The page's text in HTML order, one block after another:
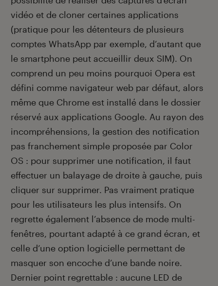
vidéo et de cloner certaines applications
(pratique pour les détenteurs de plusieurs
comptes WhatsApp par exemple, d’autant que
le smartphone peut accueillir deux SIM). On
comprend un peu moins pourquoi Opera est
défini comme navigateur web par défaut, alors
même que Chrome est installé dans le dossier
réservé aux applications Google. Au rayon des
incompréhensions, la gestion des notification
pas franchement simple proposée par Color
OS : pour supprimer une notification, il faut
effectuer un balayage de droite à gauche, puis
cliquer sur supprimer. Pas vraiment pratique
pour les utilisateurs les plus intensifs. On
regrette également l’absence de mode multi-
fenêtres, pourtant adapté à ce grand écran, et
celle d’une option logicielle permettant de
masquer son encoche d’une bande noire.
Dernier point regrettable : aucune LED de